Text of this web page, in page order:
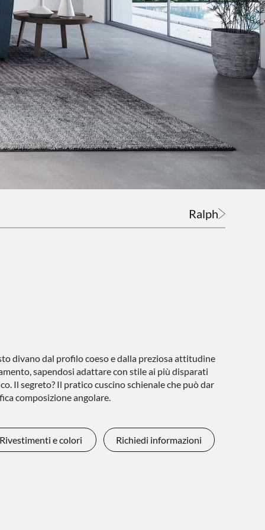
Ralph
divano dal profilo coeso e dalla preziosa attitudine
sapendosi adattare con stile ai più disparati
Il segreto? Il pratico cuscino schienale che può dar
composizione angolare.
Rivestimenti e colori Richiedi informazioni